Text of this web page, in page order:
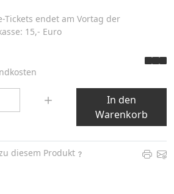
Tickets endet am Vortag der
15,- Euro
In den
Warenkorb
diesem Produkt